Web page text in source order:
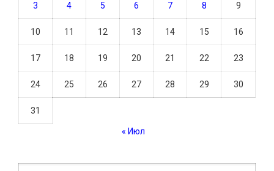
3 4 5 6 7 8 9
10 11 12 13 14 15 16
17 18 19 20 21 22 23
24 25 26 27 28 29 30
31
« Июл